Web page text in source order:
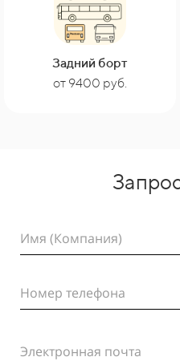
Задний борт
от 9400 руб.
Имя (Компания)
Номер телефона
Электронная почта